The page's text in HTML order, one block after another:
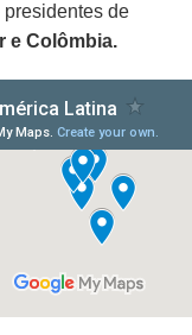
de
e Colômbia.